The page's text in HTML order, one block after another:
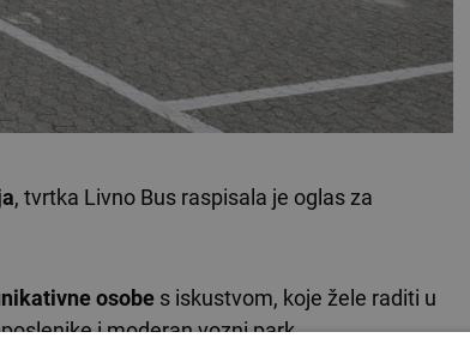
, tvrtka Livno Bus raspisala je oglas za
osobe s iskustvom, koje žele raditi u
i moderan vozni park.